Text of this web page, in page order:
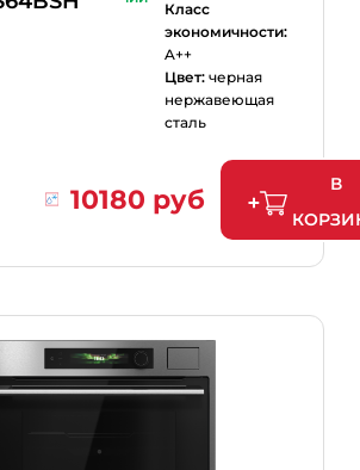
Класс
экономичности:
A++
Цвет: черная
нержавеющая
сталь
10180 руб
В